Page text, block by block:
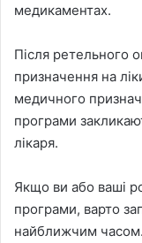
медикаментах.
Після ретельного
призначення на
медичного
програми
лікаря.
Якщо ви або ваші
програми, варто
найближчим